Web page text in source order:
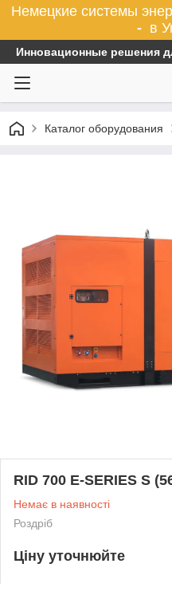
Немецкие системы
- в
Инновационные решения
Каталог оборудования
RID 700 E-SERIES S
Немає в наявності
Роздріб
Ціну уточнюйте